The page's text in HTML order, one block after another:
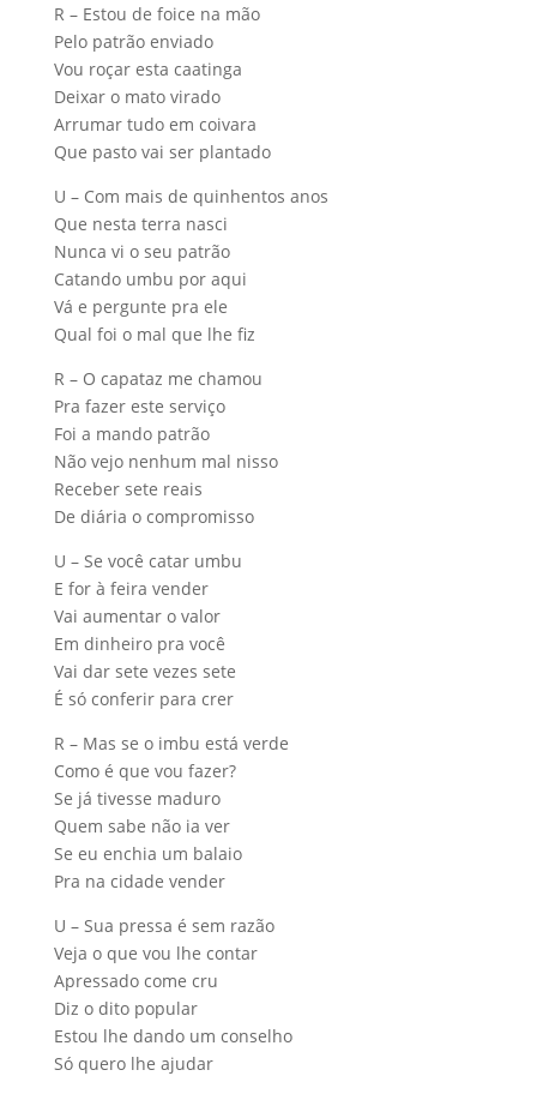
R – Estou de foice na mão
Pelo patrão enviado
Vou roçar esta caatinga
Deixar o mato virado
Arrumar tudo em coivara
Que pasto vai ser plantado
U – Com mais de quinhentos anos
Que nesta terra nasci
Nunca vi o seu patrão
Catando umbu por aqui
Vá e pergunte pra ele
Qual foi o mal que lhe fiz
R – O capataz me chamou
Pra fazer este serviço
Foi a mando patrão
Não vejo nenhum mal nisso
Receber sete reais
De diária o compromisso
U – Se você catar umbu
E for à feira vender
Vai aumentar o valor
Em dinheiro pra você
Vai dar sete vezes sete
É só conferir para crer
R – Mas se o imbu está verde
Como é que vou fazer?
Se já tivesse maduro
Quem sabe não ia ver
Se eu enchia um balaio
Pra na cidade vender
U – Sua pressa é sem razão
Veja o que vou lhe contar
Apressado come cru
Diz o dito popular
Estou lhe dando um conselho
Só quero lhe ajudar